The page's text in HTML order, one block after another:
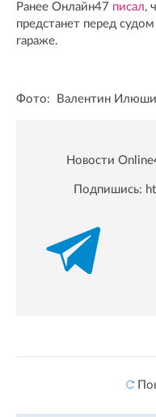
Ранее Онлайн47 писал,
предстанет перед
гараже.
Фото: Валентин
Новости
Подпишись: